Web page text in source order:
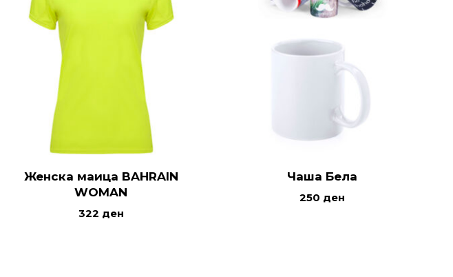
Женска маица BAHRAIN
WOMAN
322 ден
Чаша Бела
250 ден